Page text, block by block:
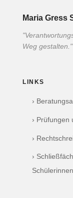
Maria Gress
Weg gestalten."
LINKS
›
› Prüfungen
›
›